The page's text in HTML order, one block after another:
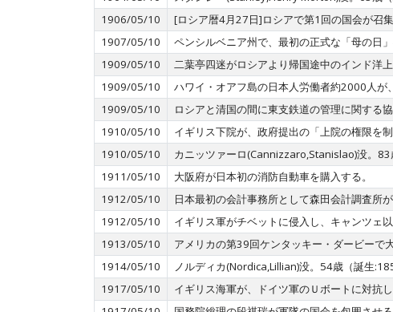
1906/05/10
[ロシア暦4月27日]ロシアで第1回の国会が召
1907/05/10
ペンシルベニア州で、最初の正式な「母の日」
1909/05/10
二葉亭四迷がロシアより帰国途中のインド洋
1909/05/10
ハワイ・オアフ島の日本人労働者約2000人が
1909/05/10
ロシアと清国の間に東支鉄道の管理に関する協
1910/05/10
イギリス下院が、政府提出の「上院の権限を
1910/05/10
カニッツァーロ(Cannizzaro,Stanislao)没。
1911/05/10
大阪府が日本初の消防自動車を購入する。
1912/05/10
日本最初の会計事務所として森田会計調査所が
1912/05/10
イギリス軍がチベットに侵入し、キャンツェ以
1913/05/10
アメリカの第39回ケンタッキー・ダービーで
1914/05/10
ノルディカ(Nordica,Lillian)没。54歳（誕生
1917/05/10
イギリス海軍が、ドイツ軍のＵボートに対抗